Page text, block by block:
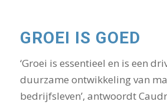
GROEI IS GOED
‘Groei is essentieel en is een
duurzame ontwikkeling van
bedrijfsleven’, antwoordt